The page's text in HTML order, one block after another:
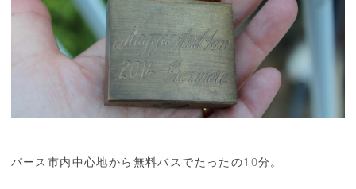
パース市内中心地から無料バスでたったの10分。